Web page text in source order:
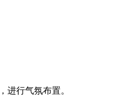
进行气氛布置。